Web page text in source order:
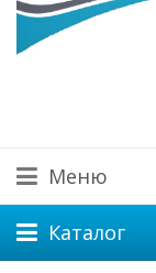
Меню
Каталог